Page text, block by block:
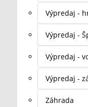
Výpredaj -
Výpredaj -
Výpredaj -
Výpredaj -
Záhrada